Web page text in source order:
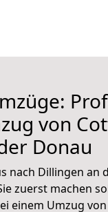
von
Donau
nach Dillingen an
zuerst machen
einem Umzug